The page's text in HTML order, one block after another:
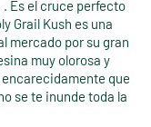
Es el cruce perfecto
Grail Kush es una
mercado por su gran
muy olorosa y
que
se te inunde toda la